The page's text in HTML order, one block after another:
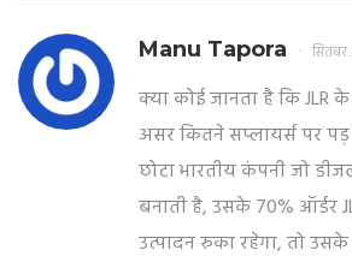
Manu Tapora
क्या कोई जानता है कि JLR
असर कितने सप्लायर्स पर
छोटा भारतीय कंपनी जो
बनाती है, उसके 70% ऑर्डर
उत्पादन रुका रहेगा, तो उसके